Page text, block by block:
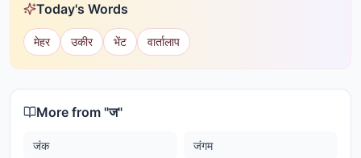
Today's Words
मेहर उकीर भेंट वार्तालाप
More from "ज"
जंक जंगम